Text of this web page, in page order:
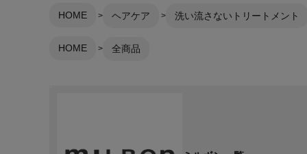
HOME ヘアケア 洗い流さないトリートメント
HOME 全商品